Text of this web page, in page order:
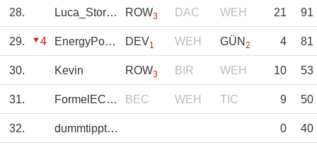
28. Luca_Storms ROW3 DAC WEH 21 91
29. 4 EnergyPower DEV1 WEH GÜN 2 4 81
30. Kevin ROW3 BIR WEH 10 53
31. FormelECed25 BEC WEH TIC 9 50
32. dummtipptgut 0 40